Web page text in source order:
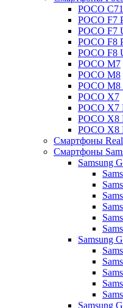
POCO C71
POCO F7
POCO F7
POCO F8
POCO F8
POCO M7
POCO M8
POCO M8
POCO X7
POCO X7
POCO X8
POCO X8
Смартфоны
Смартфоны
Samsung
Samsung
Samsung